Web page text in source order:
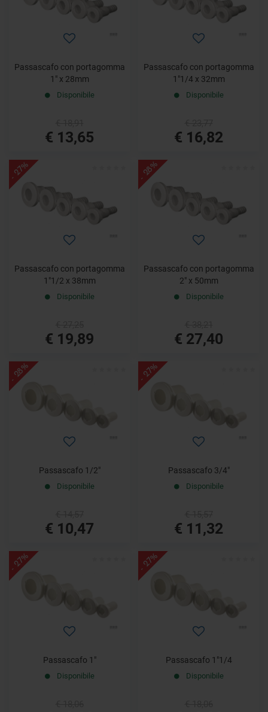
Passascafo con portagomma
1" x 28mm
Disponibile
€ 13,65
Passascafo con portagomma
1"1/4 x 32mm
Disponibile
€ 16,82
- 27%
Passascafo con portagomma
1"1/2 x 38mm
Disponibile
€ 19,89
- 28%
Passascafo con portagomma
2" x 50mm
Disponibile
€ 27,40
- 28%
Passascafo 1/2"
Disponibile
€ 10,47
- 27%
Passascafo 3/4"
Disponibile
€ 11,32
- 27%
Passascafo 1"
Disponibile
- 27%
Passascafo 1"1/4
Disponibile